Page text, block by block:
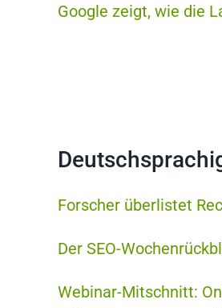
Google zeigt, wie die
Forscher überlistet
Der SEO-
Webinar-Mitschnitt: